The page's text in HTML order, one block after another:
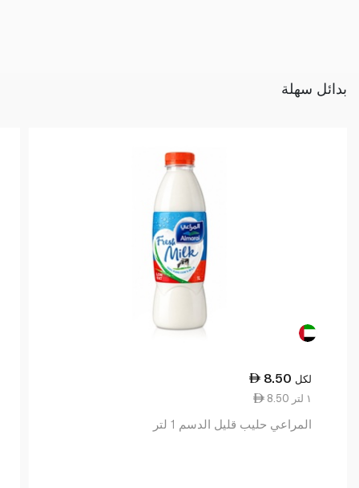
بدائل سهلة
8.50 لكل
8.50 ١ لتر
المراعي حليب قليل الدسم 1 لتر